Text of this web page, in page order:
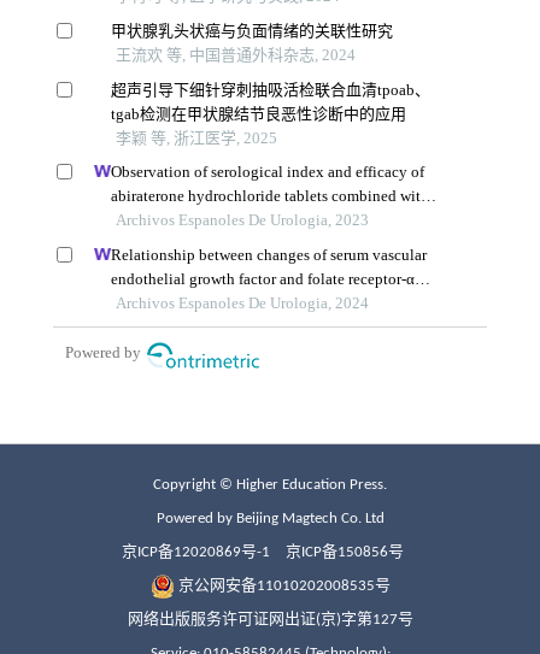
Copyright © Higher Education Press.
Powered by Beijing Magtech Co. Ltd
京ICP备12020869号-1 京ICP备150856号
京公网安备11010202008535号
网络出版服务许可证网出证(京)字第127号